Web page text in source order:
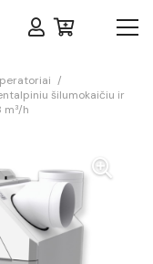
/
šilumokaičiu ir
h